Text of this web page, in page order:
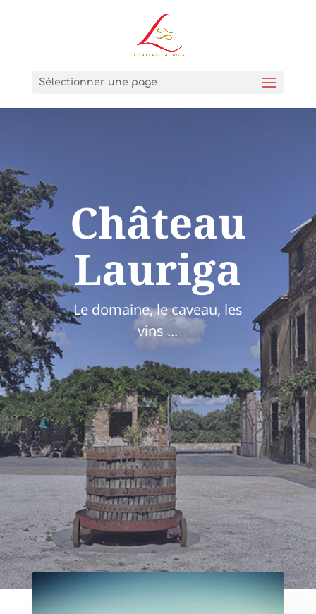
Sélectionner une page
Château
Lauriga
Le domaine, le caveau, les
vins ...